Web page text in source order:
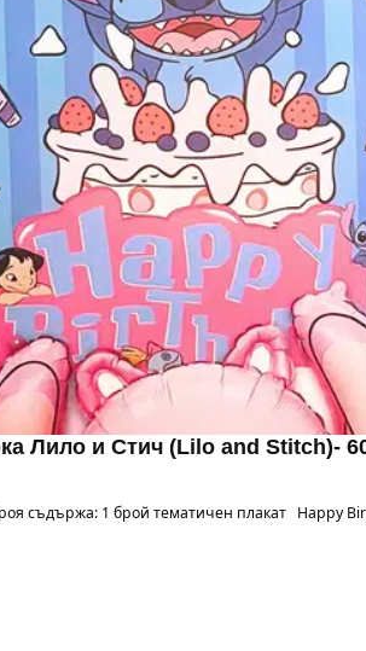
Лило и Стич (Lilo and Stitch)-
съдържа: 1 брой тематичен плакат Happy